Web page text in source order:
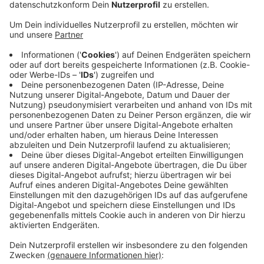
Anzeige
Die neue Bundesregierung unterschätze, wie viele
Güter durch das Rheinland transportiert werden, so die
IHKs. Grundlage für die Forderung ist eine Studie, die
von den IHKs in Auftrag gegeben wurde. Immer mehr
Güter kommen demnach über die sogenannten ZARA-
Häfen - also die Häfen in Zeebrügge, Antwerpen,
Rotterdam und Amsterdam an - und werden dann
durch das Rheinland transportiert. Laut den IHKs
braucht es dafür mehr Schienenangebot - damit der
Transport nicht wieder auf der Straße landet. Sie
fordern deshalb den Ausbau des Schienennetzes.
Bereits jetzt sei der Güterverkehr auf den Schienen im
Rheinland überlastet.
Anzeige